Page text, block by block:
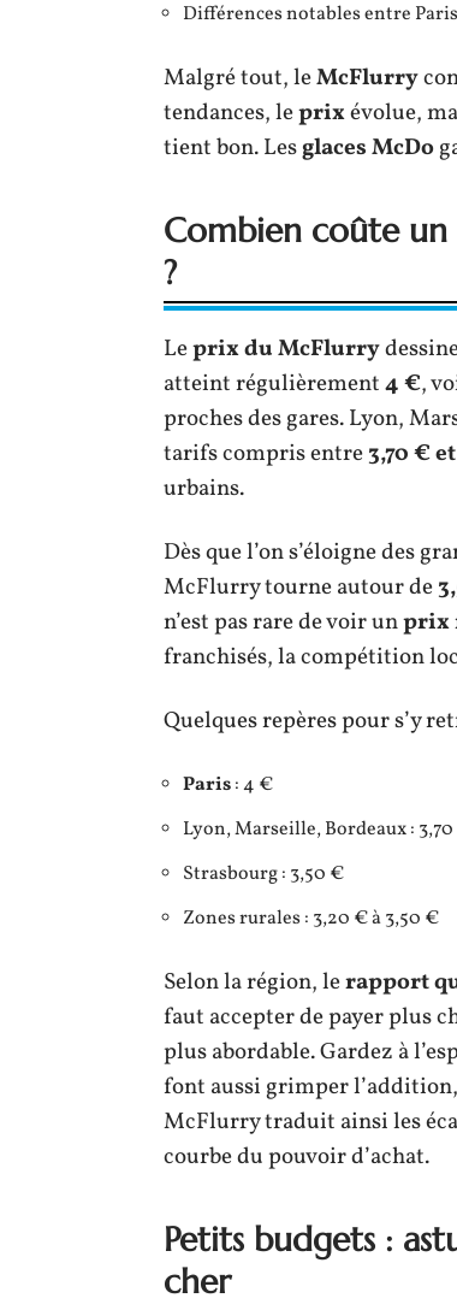
Différences notables entre
Malgré tout, leMcFlurry
tendances, leprixévolue,
tient bon. Lesglaces McDo
Combien coûte un
?
Leprix du McFlurry
atteint régulièrement4 €,
proches des gares. Lyon,
tarifs compris entre3,70 €
urbains.
Dès que l’on s’éloigne des
McFlurry tourne autour de
n’est pas rare de voir unprix
franchisés, la compétition
Quelques repères pour s’y
Paris: 4 €
Lyon, Marseille, Bordeaux :
Strasbourg : 3,50 €
Zones rurales : 3,20 € à 3,50 €
Selon la région, lerapport
faut accepter de payer plus
plus abordable. Gardez à
font aussi grimper
McFlurry traduit ainsi les
courbe du pouvoir d’achat.
Petits budgets :
cher